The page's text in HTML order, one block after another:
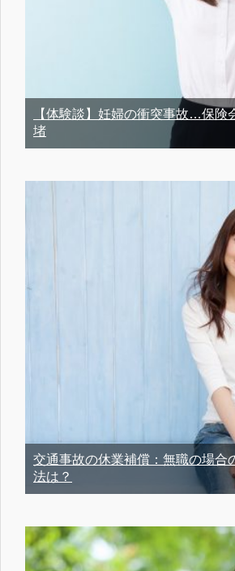
【体験談】妊婦の衝突事故…保険
堵
交通事故の休業補償：無職の場合
法は？